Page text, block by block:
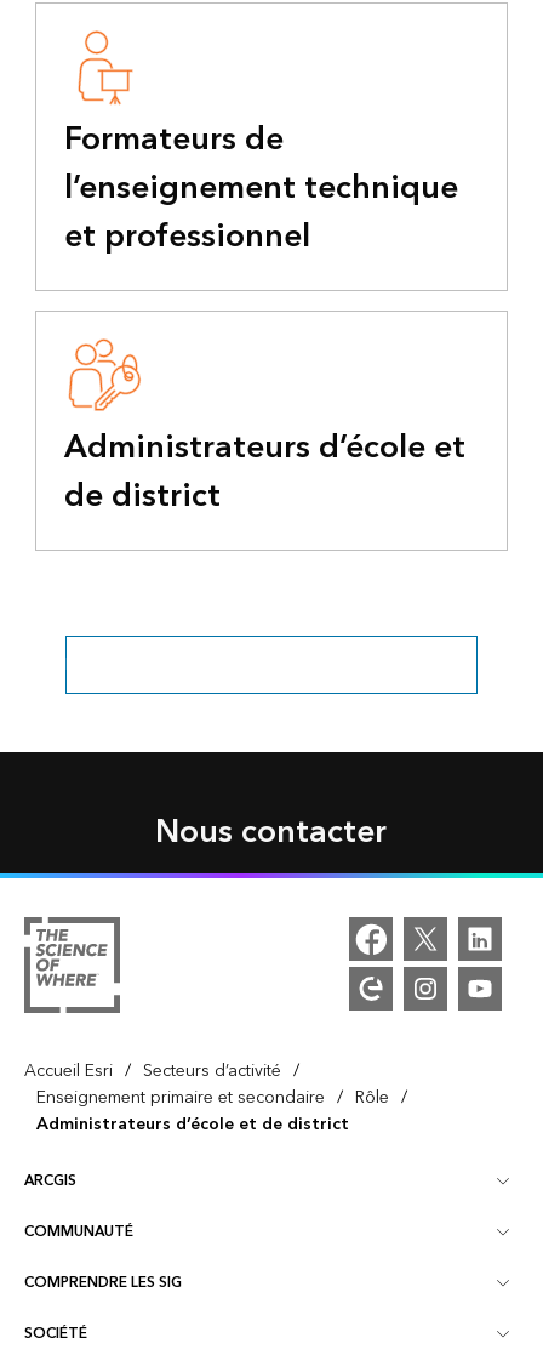
Formateurs de
l’enseignement technique
et professionnel
Administrateurs d’école et
de district
Explorer tous les secteurs d’activité liés à l’éducation
Nous contacter
Accueil Esri / Secteurs d’activité /
Enseignement primaire et secondaire / Rôle /
Administrateurs d’école et de district
ARCGIS
Vue d’ensemble d’ArcGIS
Cartographie
COMMUNAUTÉ
Esri Community
COMPRENDRE LES SIG
Qu’est-ce qu’un SIG ?
SOCIÉTÉ